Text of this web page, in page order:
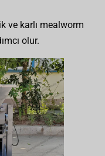
ve karlı mealworm
olur.